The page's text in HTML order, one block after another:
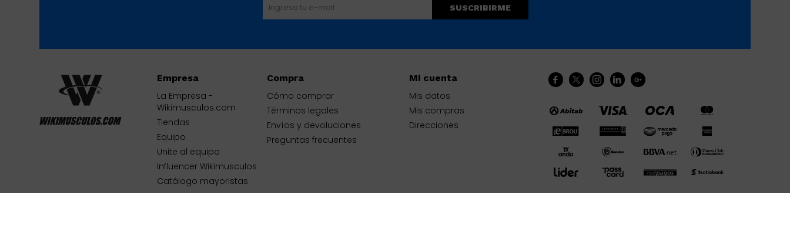
    
Empresa
La Empresa -
Wikimusculos.com
Tiendas
Equipo
Unite al equipo
Influencer Wikimusculos
Catálogo mayoristas
Contacto
Compra
Cómo comprar
Términos legales
Envíos y devoluciones
Preguntas frecuentes
Mi cuenta
Mis datos
Mis compras
Direcciones
SUSCRIBIRME